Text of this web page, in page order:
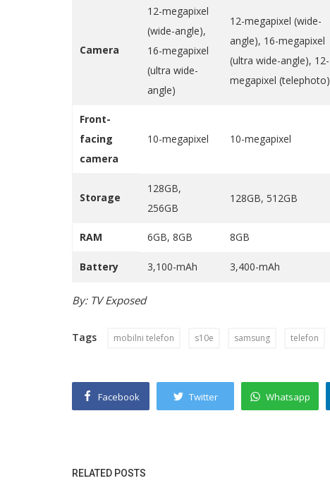
Camera
12-megapixel
(wide-angle),
16-megapixel
(ultra wide-
angle)
12-megapixel (wide-
angle), 16-megapixel
(ultra wide-angle), 12-
megapixel (telephoto)
Front-
facing
camera
10-megapixel 10-megapixel
Storage
128GB,
256GB
128GB, 512GB
RAM 6GB, 8GB 8GB
Battery 3,100-mAh 3,400-mAh
By: TV Exposed
Tags mobilni telefon s10e samsung telefon
Facebook Twitter Whatsapp
RELATED POSTS
Ozcivitu!